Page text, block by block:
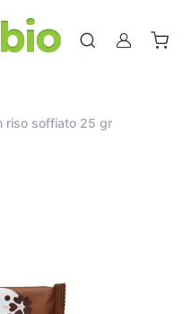
CercaAccount
riso soffiato 25 gr